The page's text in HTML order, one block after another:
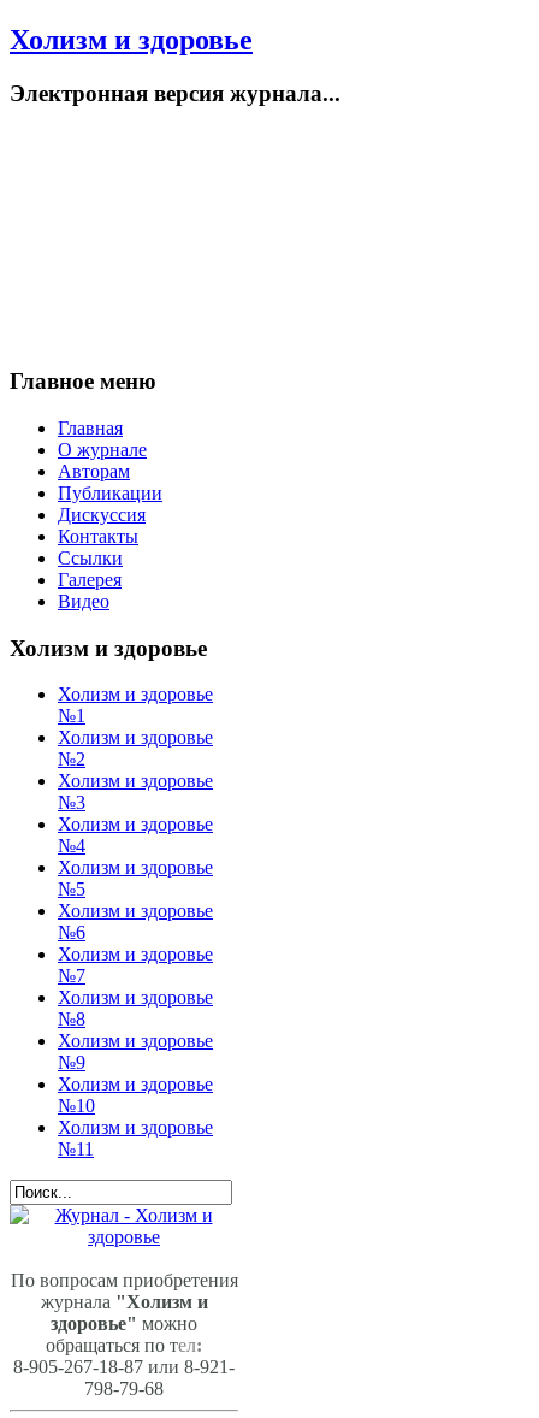
Холизм и здоровье
Электронная версия журнала...
Главное меню
Главная
О журнале
Авторам
Публикации
Дискуссия
Контакты
Ссылки
Галерея
Видео
Холизм и здоровье
Холизм и здоровье
№1
Холизм и здоровье
№2
Холизм и здоровье
№3
Холизм и здоровье
№4
Холизм и здоровье
№5
Холизм и здоровье
№6
Холизм и здоровье
№7
Холизм и здоровье
№8
Холизм и здоровье
№9
Холизм и здоровье
№10
Холизм и здоровье
№11
По вопросам приобретения
журнала "Холизм и
здоровье" можно
обращаться по тел:
8-905-267-18-87 или 8-921-
798-79-68